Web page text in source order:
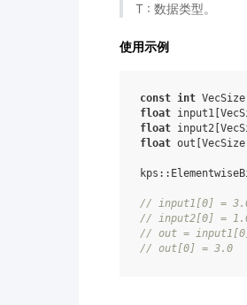
T : 数据类型。
使用示例
const int VecSize
float input1 [
float input2 [
float out [VecSize
kps ::
// input1 [0] =
//
input2[0] =
// out = input1 [0
// out[0] = 3.0